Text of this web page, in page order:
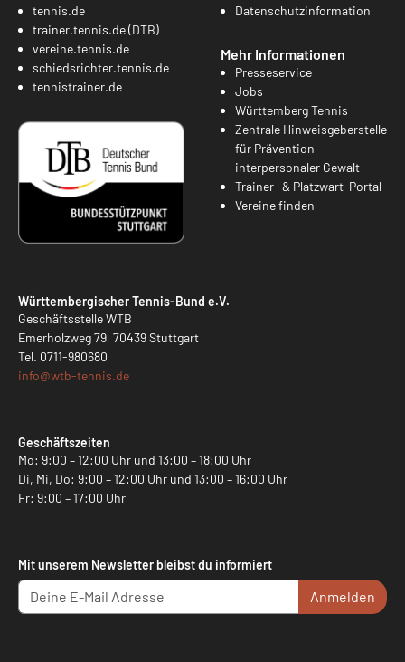
tennis.de
trainer.tennis.de (DTB)
vereine.tennis.de
schiedsrichter.tennis.de
tennistrainer.de
Datenschutzinformation
Mehr Informationen
Presseservice
Jobs
Württemberg Tennis
Zentrale Hinweisgeberstelle
für Prävention
interpersonaler Gewalt
Trainer- & Platzwart-Portal
Vereine finden
Württembergischer Tennis-Bund e.V.
Geschäftsstelle WTB
Emerholzweg 79, 70439 Stuttgart
Tel. 0711-980680
info@wtb-tennis.de
Geschäftszeiten
Mo: 9:00 – 12:00 Uhr und 13:00 – 18:00 Uhr
Di, Mi, Do: 9:00 – 12:00 Uhr und 13:00 – 16:00 Uhr
Fr: 9:00 – 17:00 Uhr
Mit unserem Newsletter bleibst du informiert
Anmelden